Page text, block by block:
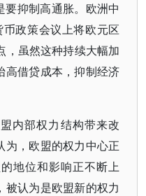
要抑制高通胀。欧洲中
政策会议上将欧元区
，虽然这种持续大幅加
高借贷成本，抑制经济
内部权力结构带来改
为，欧盟的权力中心正
地位和影响正不断上
被认为是欧盟新的权力